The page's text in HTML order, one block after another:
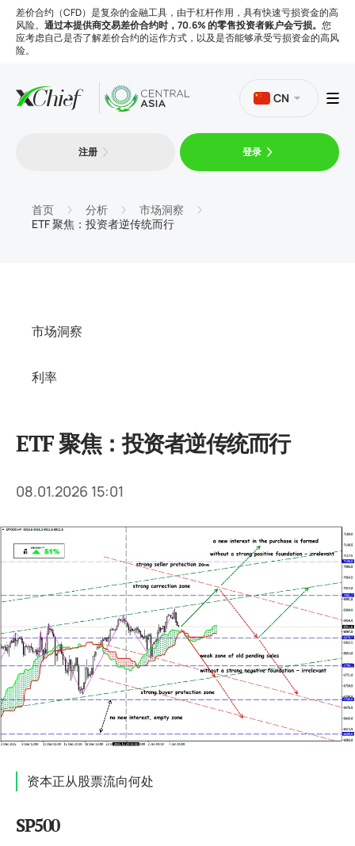
差价合约（CFD）是复杂的金融工具，由于杠杆作用，具有快速亏损资金的高
风险。 通过本提供商交易差价合约时，70.6% 的零售投资者账户会亏损。 您
应考虑自己是否了解差价合约的运作方式，以及是否能够承受亏损资金的高风
险。
平台
CN
注册 登录
首页 分析
市场洞察
ETF 聚焦：投资者逆传统而行
市场洞察
利率
ETF 聚焦：投资者逆传统而行
08.01.2026 15:01
资本正从股票流向何处
SP500